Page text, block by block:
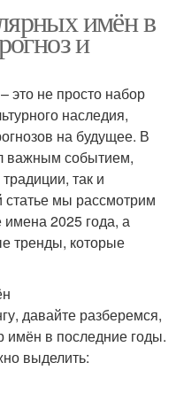
имён в
и
это не просто набор
наследия,
на будущее. В
важным событием,
так и
мы рассмотрим
2025 года, а
тренды, которые
давайте разберемся,
в последние годы.
выделить: